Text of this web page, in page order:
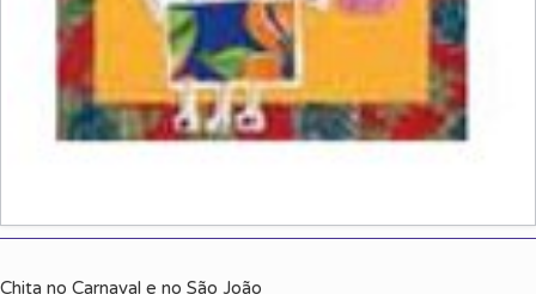
Chita no Carnaval e no São João